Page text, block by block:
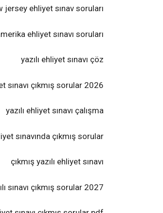
jersey ehliyet sınav soruları
ehliyet sınavı soruları
yazılı ehliyet sınavı çöz
sınavı çıkmış sorular 2026
yazılı ehliyet sınavı çalışma
sınavında çıkmış sorular
çıkmış yazılı ehliyet sınavı
sınavı çıkmış sorular 2027